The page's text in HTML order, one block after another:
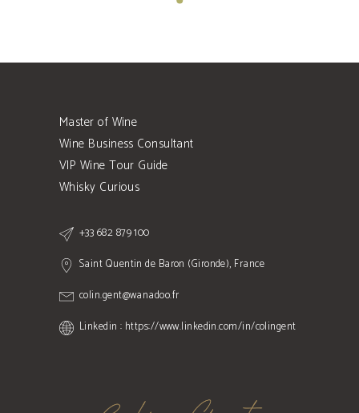
Master of Wine
Wine Business Consultant
VIP Wine Tour Guide
Whisky Curious
+33 682 879 100
Saint Quentin de Baron (Gironde), France
colin.gent@wanadoo.fr
Linkedin : https://www.linkedin.com/in/colingent